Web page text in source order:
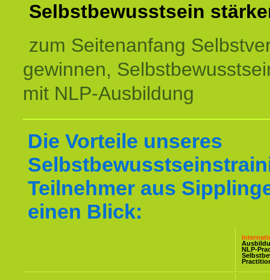
Selbstbewusstsein
zum Seitenanfang
gewinnen,
mit NLP-Ausbildung
Die Vorteile unseres
Teilnehmer aus
einen Blick:
NLP-